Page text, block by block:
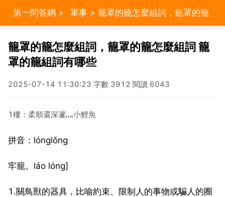
第一問答網 > 軍事 > 籠罩的籠怎麼組詞，籠罩的籠
怎麼組詞 籠罩的籠組詞有哪些
籠罩的籠怎麼組詞，籠罩的籠怎麼組詞 籠
罩的籠組詞有哪些
2025-07-14 11:30:23 字數 3912 閱讀 6043
1樓：柔順還深邃灬小鯉魚
拼音：lónglǒng
牢籠。láo lóng]
1.關鳥獸的器具，比喻約束、限制人的事物或騙人的圈